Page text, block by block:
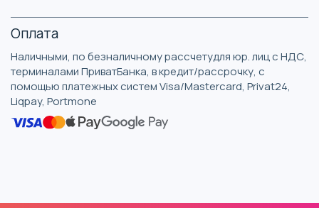
Оплата
Наличными, по безналичному рассчетудля юр. лиц с НДС,
терминалами ПриватБанка, в кредит/рассрочку, с
помощью платежных систем Visa/Mastercard, Privat24,
Liqpay, Portmone